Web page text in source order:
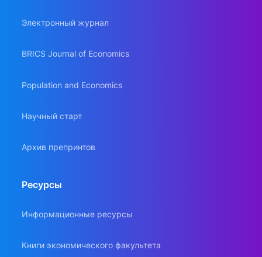
Электронный журнал
BRICS Journal of Economics
Population and Economics
Научный старт
Архив препринтов
Ресурсы
Информационные ресурсы
Книги экономического факультета